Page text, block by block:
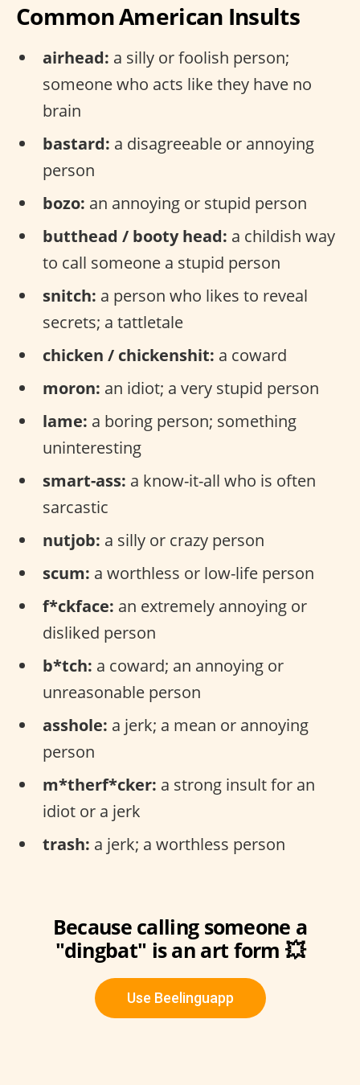
Common American Insults
airhead: a silly or foolish person;
someone who acts like they have no
brain
bastard: a disagreeable or annoying
person
bozo: an annoying or stupid person
butthead / booty head: a childish way
to call someone a stupid person
snitch: a person who likes to reveal
secrets; a tattletale
chicken / chickenshit: a coward
moron: an idiot; a very stupid person
lame: a boring person; something
uninteresting
smart-ass: a know-it-all who is often
sarcastic
nutjob: a silly or crazy person
scum: a worthless or low-life person
f*ckface: an extremely annoying or
disliked person
b*tch: a coward; an annoying or
unreasonable person
asshole: a jerk; a mean or annoying
person
m*therf*cker: a strong insult for an
idiot or a jerk
trash: a jerk; a worthless person
Because calling someone a
"dingbat" is an art form 💥
Use Beelinguapp